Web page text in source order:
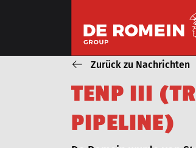
ONZE
ROHRLEITUNGSBAU
Zurück zu Nachrichten
TENP III (T
PIPELINE)